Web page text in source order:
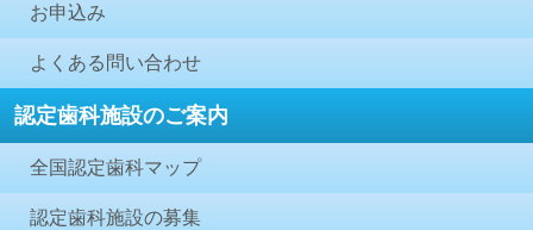
お申込み
よくある問い合わせ
認定歯科施設のご案内
全国認定歯科マップ
認定歯科施設の募集